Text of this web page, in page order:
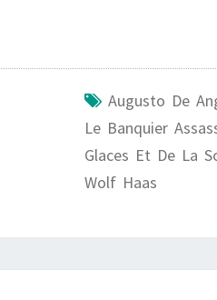
Augusto De
Le Banquier
Glaces Et De La
Wolf Haas